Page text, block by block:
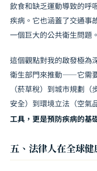
飲食和缺乏運動導致的呼
疾病。它也涵蓋了交通
一個巨大的公共衛生問題
這個觀點對我的啟發極為
衛生部門來推動——它需
（菸草稅）到城市規劃
安全）到環境立法（空氣
工具，更是預防疾病的基
五、法律人在全球